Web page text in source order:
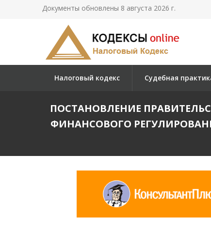
Документы обновлены 8 августа 2026 г.
Налоговый кодекс Судебная
ПОСТАНОВЛЕНИЕ
ФИНАНСОВОГО